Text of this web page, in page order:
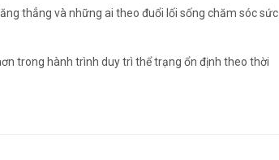
thẳng và những ai theo đuổi lối sống chăm sóc sức
trong hành trình duy trì thể trạng ổn định theo thời